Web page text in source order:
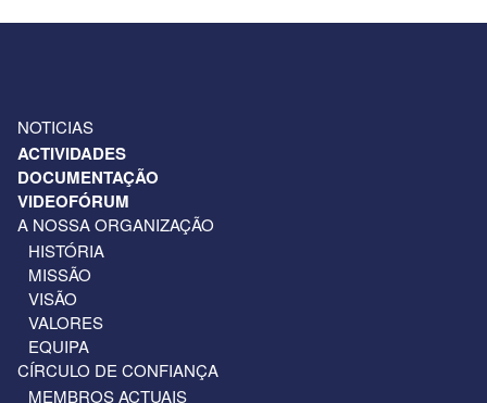
NOTICIAS
ACTIVIDADES
DOCUMENTAÇÃO
VIDEOFÓRUM
A NOSSA ORGANIZAÇÃO
HISTÓRIA
MISSÃO
VISÃO
VALORES
EQUIPA
CÍRCULO DE CONFIANÇA
MEMBROS ACTUAIS